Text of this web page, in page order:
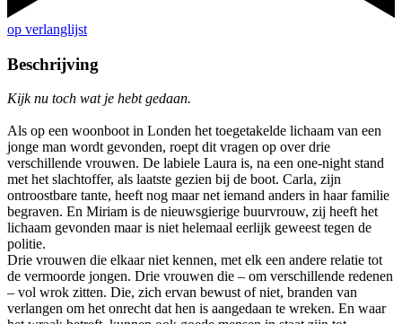
op verlanglijst
Beschrijving
Kijk nu toch wat je hebt gedaan.
Als op een woonboot in Londen het toegetakelde lichaam van een
jonge man wordt gevonden, roept dit vragen op over drie
verschillende vrouwen. De labiele Laura is, na een one-night stand
met het slachtoffer, als laatste gezien bij de boot. Carla, zijn
ontroostbare tante, heeft nog maar net iemand anders in haar familie
begraven. En Miriam is de nieuwsgierige buurvrouw, zij heeft het
lichaam gevonden maar is niet helemaal eerlijk geweest tegen de
politie.
Drie vrouwen die elkaar niet kennen, met elk een andere relatie tot
de vermoorde jongen. Drie vrouwen die – om verschillende redenen
– vol wrok zitten. Die, zich ervan bewust of niet, branden van
verlangen om het onrecht dat hen is aangedaan te wreken. En waar